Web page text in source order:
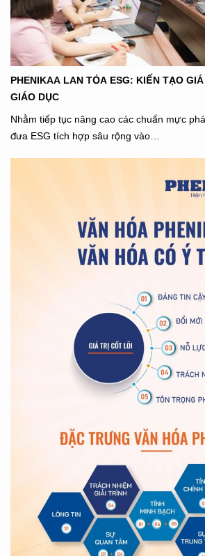
PHENIKAA LAN TỎA ESG: KIẾN TẠO
GIÁO DỤC
Nhằm tiếp tục nâng cao các chuẩn mực
đưa ESG tích hợp sâu rộng vào…